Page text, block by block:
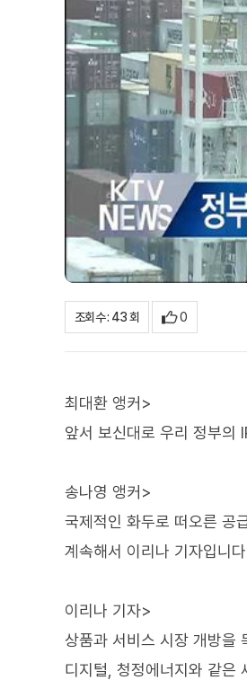
조회수 : 43 회 0
최대환 앵커>
앞서 보신대로 우리 정부의
송나영 앵커>
국제적인 화두로 떠오른 공
계속해서 이리나 기자입니
이리나 기자>
상품과 서비스 시장 개방을
디지털, 청정에너지와 같은